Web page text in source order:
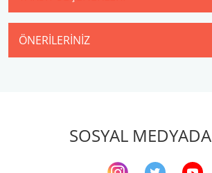
ÖNERILERINIZ
SOSYAL MEDYADA